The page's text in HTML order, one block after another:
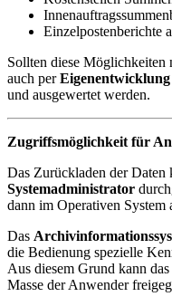
Einzelpostenberichte
Sollten diese Möglichkeiten
auch perEigenentwicklung
und ausgewertet werden.
Zugriffsmöglichkeit für
Das Zurückladen der Daten
Systemadministrator
dann im Operativen
Das
die Bedienung spezielle
Aus diesem Grund kann
Masse der Anwender